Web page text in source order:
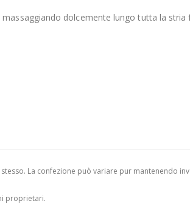
dolcemente lungo tutta la
La confezione può variare pur mantenendo
proprietari.